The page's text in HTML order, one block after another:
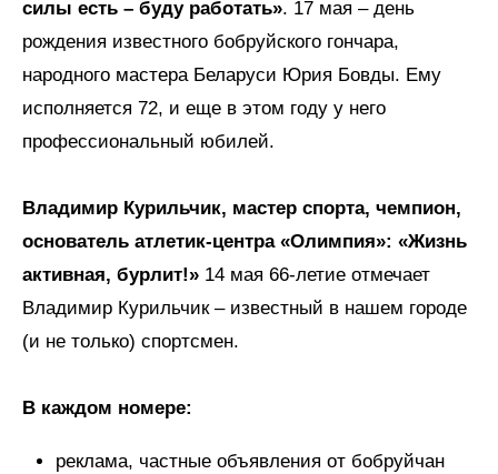
силы есть – буду работать». 17 мая – день
рождения известного бобруйского гончара,
народного мастера Беларуси Юрия Бовды. Ему
исполняется 72, и еще в этом году у него
профессиональный юбилей.
Владимир Курильчик, мастер спорта, чемпион,
основатель атлетик-центра «Олимпия»: «Жизнь
активная, бурлит!» 14 мая 66-летие отмечает
Владимир Курильчик – известный в нашем городе
(и не только) спортсмен.
В каждом номере:
реклама, частные объявления от бобруйчан